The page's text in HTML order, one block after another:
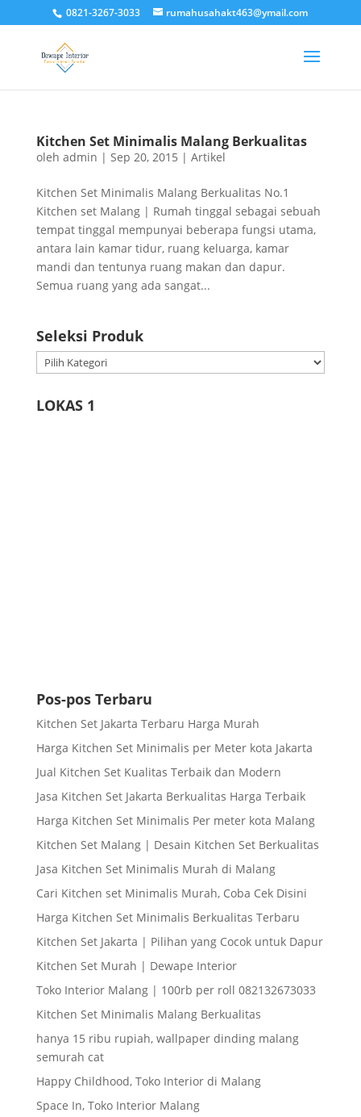
0821-3267-3033 rumahusahakt463@ymail.com
Kitchen Set Minimalis Malang Berkualitas
oleh admin | Sep 20, 2015 | Artikel
Kitchen Set Minimalis Malang Berkualitas No.1
Kitchen set Malang | Rumah tinggal sebagai sebuah
tempat tinggal mempunyai beberapa fungsi utama,
antara lain kamar tidur, ruang keluarga, kamar
mandi dan tentunya ruang makan dan dapur.
Semua ruang yang ada sangat...
Seleksi Produk
Seleksi
Produk
LOKAS 1
Pos-pos Terbaru
Kitchen Set Jakarta Terbaru Harga Murah
Harga Kitchen Set Minimalis per Meter kota Jakarta
Jual Kitchen Set Kualitas Terbaik dan Modern
Jasa Kitchen Set Jakarta Berkualitas Harga Terbaik
Harga Kitchen Set Minimalis Per meter kota Malang
Kitchen Set Malang | Desain Kitchen Set Berkualitas
Jasa Kitchen Set Minimalis Murah di Malang
Cari Kitchen set Minimalis Murah, Coba Cek Disini
Harga Kitchen Set Minimalis Berkualitas Terbaru
Kitchen Set Jakarta | Pilihan yang Cocok untuk Dapur
Kitchen Set Murah | Dewape Interior
Toko Interior Malang | 100rb per roll 082132673033
Kitchen Set Minimalis Malang Berkualitas
hanya 15 ribu rupiah, wallpaper dinding malang
semurah cat
Happy Childhood, Toko Interior di Malang
Space In, Toko Interior Malang